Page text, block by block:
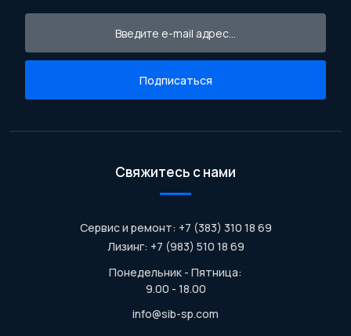
Подписаться
Свяжитесь с нами
Сервис и ремонт: +7 (383) 310 18 69
Лизинг: +7 (983) 510 18 69
Понедельник - Пятница:
9.00 - 18.00
info@sib-sp.com